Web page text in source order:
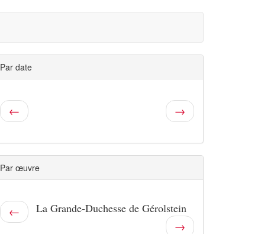
Par date
← →
Par œuvre
←
La Grande-Duchesse de Gérolstein
→